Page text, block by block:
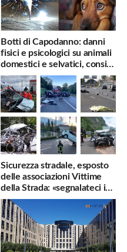
Botti di Capodanno: danni
fisici e psicologici su animali
domestici e selvatici, consigli
utili
Sicurezza stradale, esposto
delle associazioni Vittime
della Strada: «segnalateci i
pericoli, interverremo
subito»